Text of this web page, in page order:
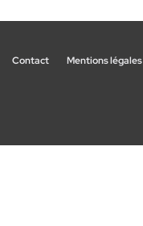
Contact Mentions légales